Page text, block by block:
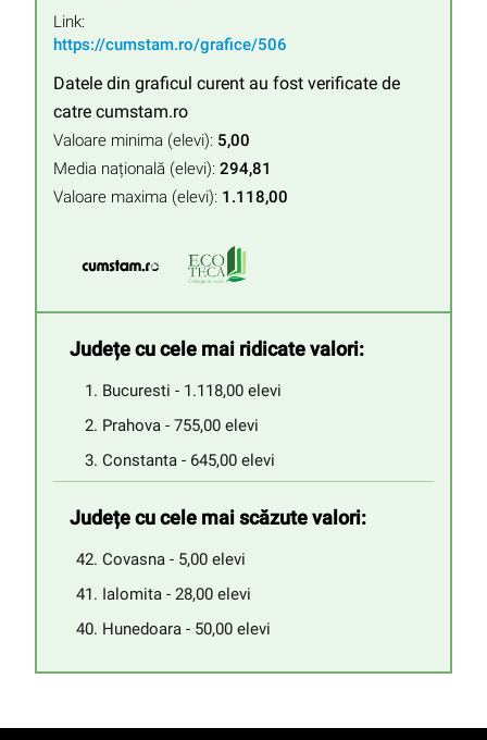
Link:
https://cumstam.ro/grafice/506
Datele din graficul curent au fost verificate de
catre cumstam.ro
Valoare minima (elevi): 5,00
Media națională (elevi): 294,81
Valoare maxima (elevi): 1.118,00
Județe cu cele mai ridicate valori:
Bucuresti - 1.118,00 elevi
Prahova - 755,00 elevi
Constanta - 645,00 elevi
Județe cu cele mai scăzute valori:
Covasna - 5,00 elevi
Ialomita - 28,00 elevi
Hunedoara - 50,00 elevi